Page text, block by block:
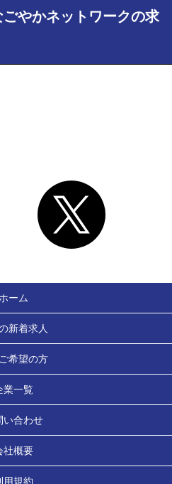
やかネットワークの求
ホーム
新着求人
希望の方
業一覧
い合わせ
社概要
用規約